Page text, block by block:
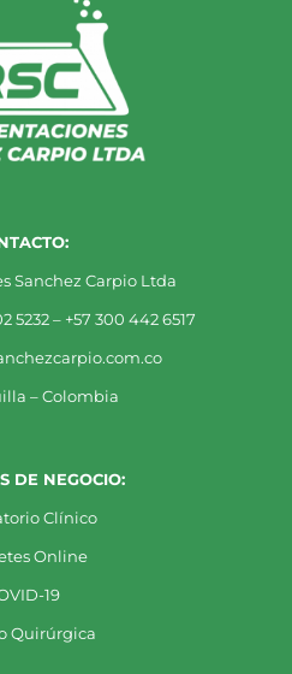
Sanchez Carpio Ltda
5232 – +57 300 442 6517
– Colombia
DE NEGOCIO:
Clínico
Online
19
Quirúrgica